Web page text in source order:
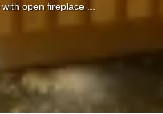
open fireplace ...